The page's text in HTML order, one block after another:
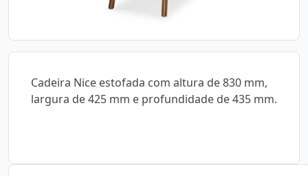
Cadeira Nice estofada com altura de 830 mm,
largura de 425 mm e profundidade de 435 mm.